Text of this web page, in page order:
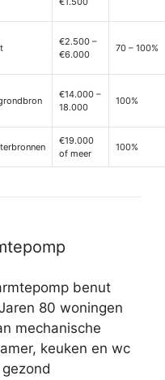
€2.500 –
€6.000
70 – 100%
€14.000 –
18.000
100%
€19.000
of meer
100%
benut
80 woningen
mechanische
keuken en wc